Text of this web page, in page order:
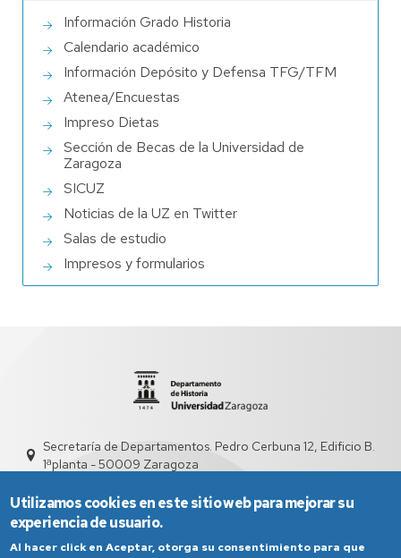
Información Grado Historia
Calendario académico
Información Depósito y Defensa TFG/TFM
Atenea/Encuestas
Impreso Dietas
Sección de Becas de la Universidad de
Zaragoza
SICUZ
Noticias de la UZ en Twitter
Salas de estudio
Impresos y formularios
Secretaría de Departamentos. Pedro Cerbuna 12, Edificio B.
1ªplanta - 50009 Zaragoza
Utilizamos cookies en este sitio web para mejorar su
experiencia de usuario.
Al hacer click en Aceptar, otorga su consentimiento para que